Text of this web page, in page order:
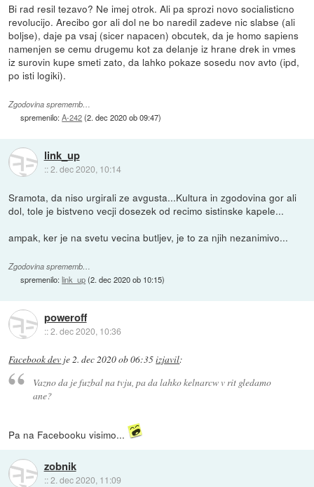
Bi rad resil tezavo? Ne imej otrok. Ali pa sprozi novo socialisticno
revolucijo. Arecibo gor ali dol ne bo naredil zadeve nic slabse (ali
boljse), daje pa vsaj (sicer napacen) obcutek, da je homo sapiens
namenjen se cemu drugemu kot za delanje iz hrane drek in vmes
iz surovin kupe smeti zato, da lahko pokaze sosedu nov avto (ipd,
po isti logiki).
Zgodovina sprememb…
spremenilo:A-242(2. dec 2020 ob 09:47)
link_up
::2. dec 2020, 10:14
Sramota, da niso urgirali ze avgusta...Kultura in zgodovina gor ali
dol, tole je bistveno vecji dosezek od recimo sistinske kapele...
ampak, ker je na svetu vecina butljev, je to za njih nezanimivo...
Zgodovina sprememb…
spremenilo:link_up(2. dec 2020 ob 10:15)
poweroff
::2. dec 2020, 10:36
Facebook dev je2. dec 2020 ob 06:35izjavil:
Vazno da je fuzbal na tvju, pa da lahko kelnarcw v rit gledamo
ane?
Pa na Facebooku visimo...
zobnik
::2. dec 2020, 11:09